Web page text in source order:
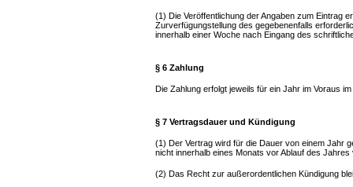
(1) Die Veröffentlichung der Angaben zum Eintrag
Zurverfügungstellung des gegebenenfalls
innerhalb einer Woche nach Eingang des
§ 6 Zahlung
Die Zahlung erfolgt jeweils für ein Jahr im Voraus
§ 7 Vertragsdauer und Kündigung
(1) Der Vertrag wird für die Dauer von einem Jahr
nicht innerhalb eines Monats vor Ablauf des
(2) Das Recht zur außerordentlichen Kündigung